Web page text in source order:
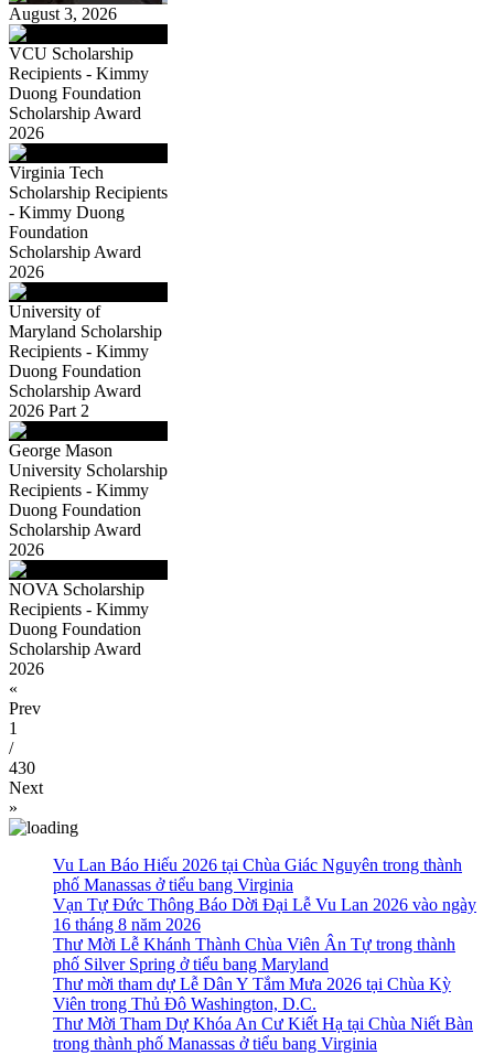
August 3, 2026
VCU Scholarship
Recipients - Kimmy
Duong Foundation
Scholarship Award
2026
Virginia Tech
Scholarship Recipients
- Kimmy Duong
Foundation
Scholarship Award
2026
University of
Maryland Scholarship
Recipients - Kimmy
Duong Foundation
Scholarship Award
2026 Part 2
George Mason
University Scholarship
Recipients - Kimmy
Duong Foundation
Scholarship Award
2026
NOVA Scholarship
Recipients - Kimmy
Duong Foundation
Scholarship Award
2026
«
Prev
1
/
430
Next
»
Vu Lan Báo Hiếu 2026 tại Chùa Giác Nguyên trong thành
phố Manassas ở tiểu bang Virginia
Vạn Tự Đức Thông Báo Dời Đại Lễ Vu Lan 2026 vào ngày
16 tháng 8 năm 2026
Thư Mời Lễ Khánh Thành Chùa Viên Ân Tự trong thành
phố Silver Spring ở tiểu bang Maryland
Thư mời tham dự Lễ Dân Y Tắm Mưa 2026 tại Chùa Kỳ
Viên trong Thủ Đô Washington, D.C.
Thư Mời Tham Dự Khóa An Cư Kiết Hạ tại Chùa Niết Bàn
trong thành phố Manassas ở tiểu bang Virginia